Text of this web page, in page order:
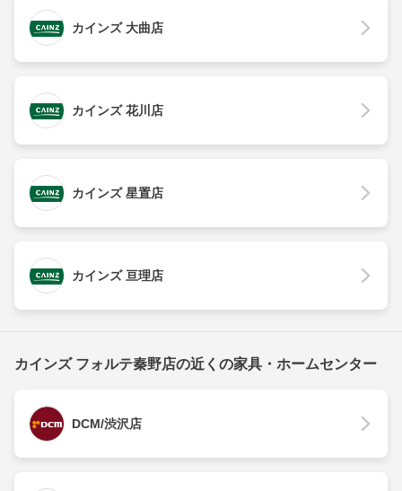
カインズ 大曲店
カインズ 花川店
カインズ 星置店
カインズ 亘理店
カインズ フォルテ秦野店の近くの家具・ホームセンター
DCM/渋沢店